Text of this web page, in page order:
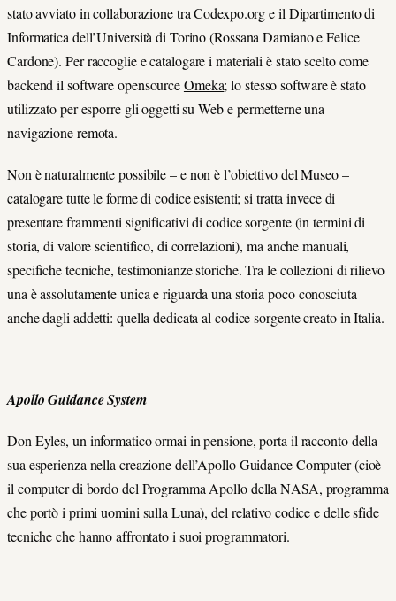
stato avviato in collaborazione tra Codexpo.org e il Dipartimento di
Informatica dell’Università di Torino (Rossana Damiano e Felice
Cardone). Per raccoglie e catalogare i materiali è stato scelto come
backend il software opensourceOmeka; lo stesso software è stato
utilizzato per esporre gli oggetti su Web e permetterne una
navigazione remota.
Non è naturalmente possibile – e non è l’obiettivo del Museo –
catalogare tutte le forme di codice esistenti; si tratta invece di
presentare frammenti significativi di codice sorgente (in termini di
storia, di valore scientifico, di correlazioni), ma anche manuali,
specifiche tecniche, testimonianze storiche. Tra le collezioni di rilievo
una è assolutamente unica e riguarda una storia poco conosciuta
anche dagli addetti: quella dedicata al codice sorgente creato in Italia.
Apollo Guidance System
Don Eyles, un informatico ormai in pensione, porta il racconto della
sua esperienza nella creazione dell’Apollo Guidance Computer (cioè
il computer di bordo del Programma Apollo della NASA, programma
che portò i primi uomini sulla Luna), del relativo codice e delle sfide
tecniche che hanno affrontato i suoi programmatori.